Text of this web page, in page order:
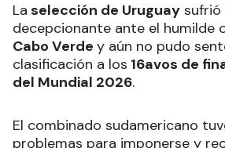
La selección de Uruguay sufrió
decepcionante ante el humilde
Cabo Verde y aún no pudo
clasificación a los 16avos de
del Mundial 2026.
El combinado sudamericano
problemas para imponerse y